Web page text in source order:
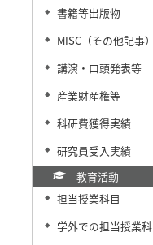
◆ 書籍等出版物
◆ MISC（その他記事）
◆ 講演・口頭発表等
◆ 産業財産権等
◆ 科研費獲得実績
◆
研究員受入実績
教育活動
◆ 担当授業科目
◆ 学外での担当授業